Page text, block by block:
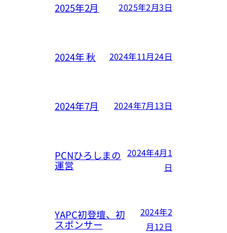
2025年2月 2025年2月3日
2024年 秋 2024年11月24日
2024年7月 2024年7月13日
PCNひろしまの
運営
2024年4月1
日
YAPC初登壇、初
スポンサー
2024年2
月12日